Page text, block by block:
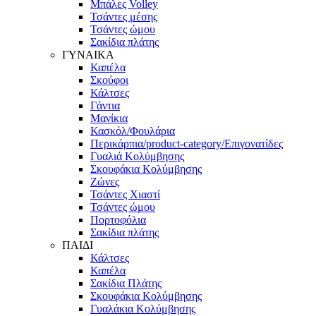
Μπάλες Volley
Τσάντες μέσης
Τσάντες ώμου
Σακίδια πλάτης
ΓΥΝΑΙΚΑ
Καπέλα
Σκούφοι
Κάλτσες
Γάντια
Μανίκια
Κασκόλ/Φουλάρια
Περικάρπια/product-category/Επιγονατίδες
Γυαλιά Κολύμβησης
Σκουφάκια Κολύμβησης
Ζώνες
Τσάντες Χιαστί
Τσάντες ώμου
Πορτοφόλια
Σακίδια πλάτης
ΠΑΙΔΙ
Κάλτσες
Καπέλα
Σακίδια Πλάτης
Σκουφάκια Κολύμβησης
Γυαλάκια Κολύμβησης